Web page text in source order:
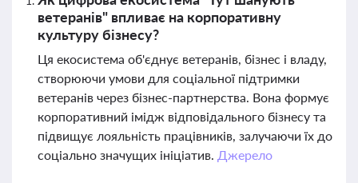
ветеранів" впливає на корпоративну
культуру бізнесу?
Ця екосистема об'єднує ветеранів, бізнес і владу,
створюючи умови для соціальної підтримки
ветеранів через бізнес-партнерства. Вона формує
корпоративний імідж відповідального бізнесу та
підвищує лояльність працівників, залучаючи їх до
соціально значущих ініціатив. Джерело